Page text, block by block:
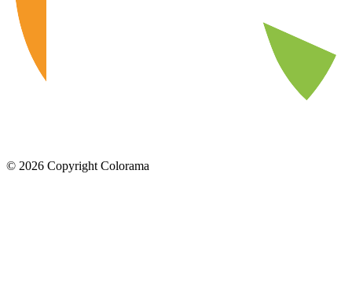
© 2026 Copyright Colorama